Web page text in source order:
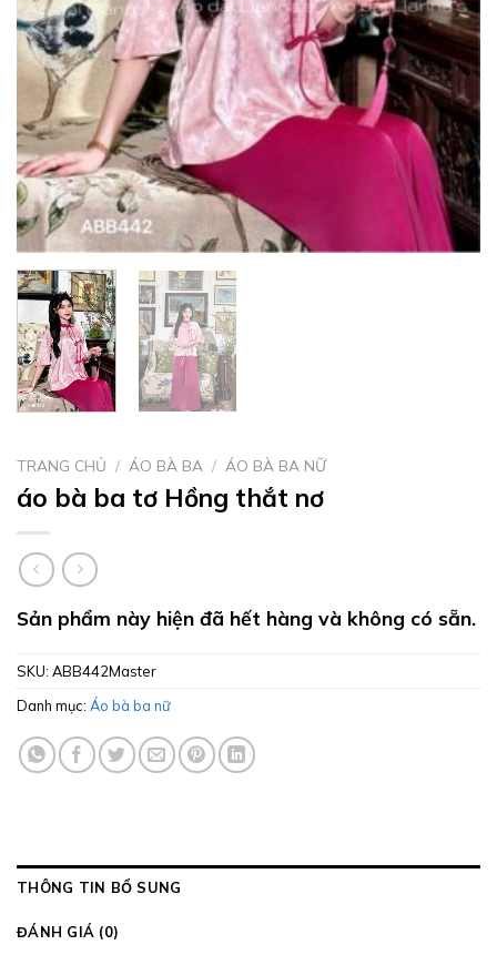
TRANG CHỦ / ÁO BÀ BA / ÁO BÀ BA NỮ
áo bà ba tơ Hồng thắt nơ
Sản phẩm này hiện đã hết hàng và không có sẵn.
SKU: ABB442Master
Danh mục: Áo bà ba nữ
THÔNG TIN BỔ SUNG
ĐÁNH GIÁ (0)